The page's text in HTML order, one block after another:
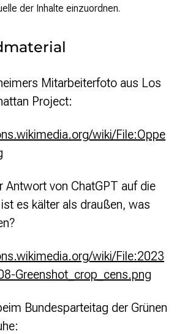
der Inhalte einzuordnen.
Mitarbeiterfoto aus Los
Project:
wiki/File:Oppe
Antwort von ChatGPT auf die
es kälter als draußen, was
wiki/File:2023
Greenshot_crop_cens.png
Bundesparteitag der Grünen